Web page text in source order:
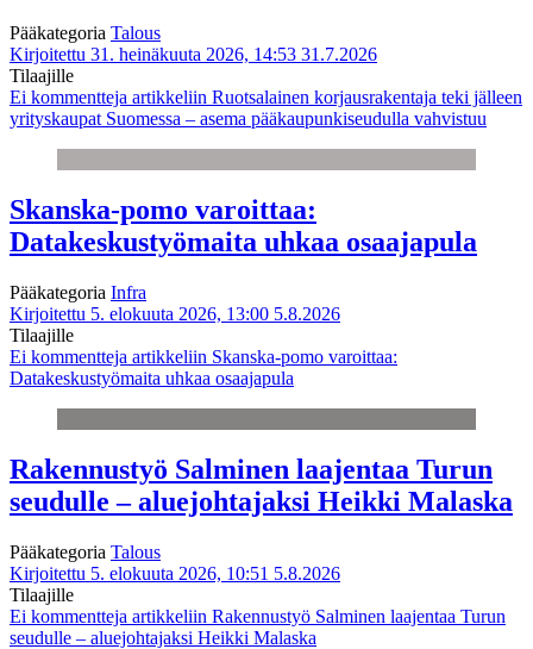
Pääkategoria Talous
Kirjoitettu 31. heinäkuuta 2026, 14:53 31.7.2026
Tilaajille
Ei kommentteja artikkeliin Ruotsalainen korjausrakentaja teki jälleen
yrityskaupat Suomessa – asema pääkaupunkiseudulla vahvistuu
Skanska-pomo varoittaa:
Datakeskustyömaita uhkaa osaajapula
Pääkategoria Infra
Kirjoitettu 5. elokuuta 2026, 13:00 5.8.2026
Tilaajille
Ei kommentteja artikkeliin Skanska-pomo varoittaa:
Datakeskustyömaita uhkaa osaajapula
Rakennustyö Salminen laajentaa Turun
seudulle – aluejohtajaksi Heikki Malaska
Pääkategoria Talous
Kirjoitettu 5. elokuuta 2026, 10:51 5.8.2026
Tilaajille
Ei kommentteja artikkeliin Rakennustyö Salminen laajentaa Turun
seudulle – aluejohtajaksi Heikki Malaska